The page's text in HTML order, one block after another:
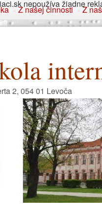
- Z našej činnosti - Z
2, 054 01 Levoča
nepoužíva žiadne